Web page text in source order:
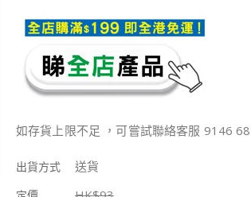
如存貨上限不足 ，可嘗試聯絡客服 9146
出貨方式 送貨